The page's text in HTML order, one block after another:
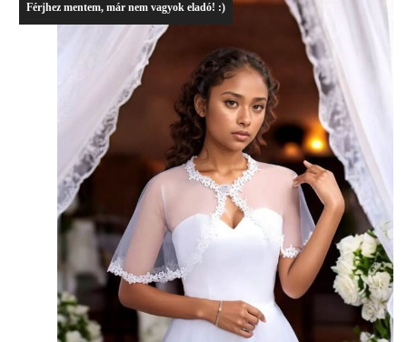
Férjhez mentem, már nem vagyok eladó! :)